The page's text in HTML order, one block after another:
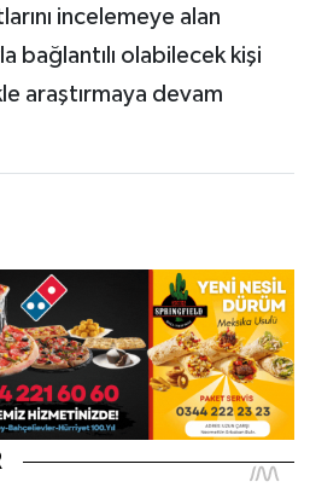
incelemeye alan
bağlantılı olabilecek kişi
araştırmaya devam